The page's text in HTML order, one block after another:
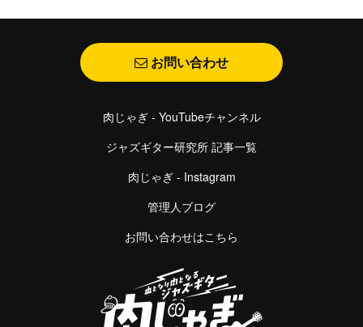
お問い合わせ
肉じゃぎ - YouTubeチャンネル
ジャズギター研究所 記事一覧
肉じゃぎ - Instagram
管理人ブログ
お問い合わせはこちら